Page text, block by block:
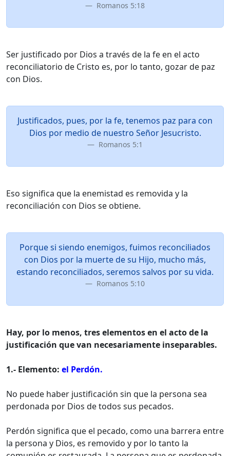
Romanos 5:18
Ser justificado por Dios a través de la fe en el acto
reconciliatorio de Cristo es, por lo tanto, gozar de paz
con Dios.
Justificados, pues, por la fe, tenemos paz para con
Dios por medio de nuestro Señor Jesucristo.
Romanos 5:1
Eso significa que la enemistad es removida y la
reconciliación con Dios se obtiene.
Porque si siendo enemigos, fuimos reconciliados
con Dios por la muerte de su Hijo, mucho más,
estando reconciliados, seremos salvos por su vida.
Romanos 5:10
Hay, por lo menos, tres elementos en el acto de la
justificación que van necesariamente inseparables.
1.- Elemento: el Perdón.
No puede haber justificación sin que la persona sea
perdonada por Dios de todos sus pecados.
Perdón significa que el pecado, como una barrera entre
la persona y Dios, es removido y por lo tanto la